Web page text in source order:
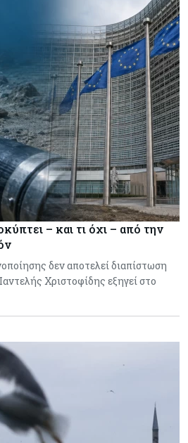
– και τι όχι – από την
δεν αποτελεί διαπίστωση
Χριστοφίδης εξηγεί στο